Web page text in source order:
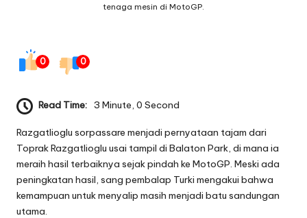
tenaga mesin di MotoGP.
0 0
Read Time: 3 Minute, 0 Second
Razgatlioglu sorpassare menjadi pernyataan tajam dari
Toprak Razgatlioglu usai tampil di Balaton Park, di mana ia
meraih hasil terbaiknya sejak pindah ke MotoGP. Meski ada
peningkatan hasil, sang pembalap Turki mengakui bahwa
kemampuan untuk menyalip masih menjadi batu sandungan
utama.